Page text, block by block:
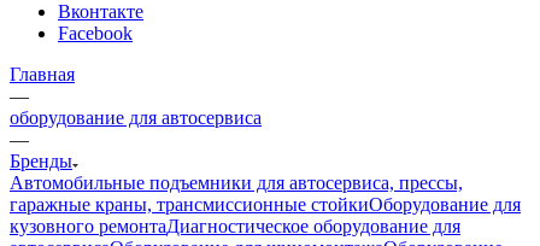
Вконтакте
Facebook
Главная
—
оборудование для автосервиса
—
Бренды
Автомобильные подъемники для автосервиса, прессы,
гаражные краны, трансмиссионные стойкиОборудование для
кузовного ремонтаДиагностическое оборудование для